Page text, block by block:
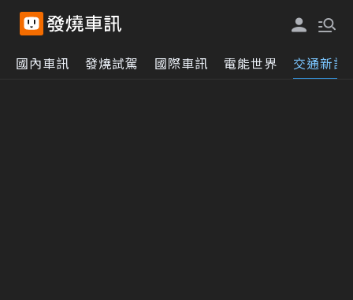
國內車訊 發燒試駕 國際車訊 電能世界 交通新訊